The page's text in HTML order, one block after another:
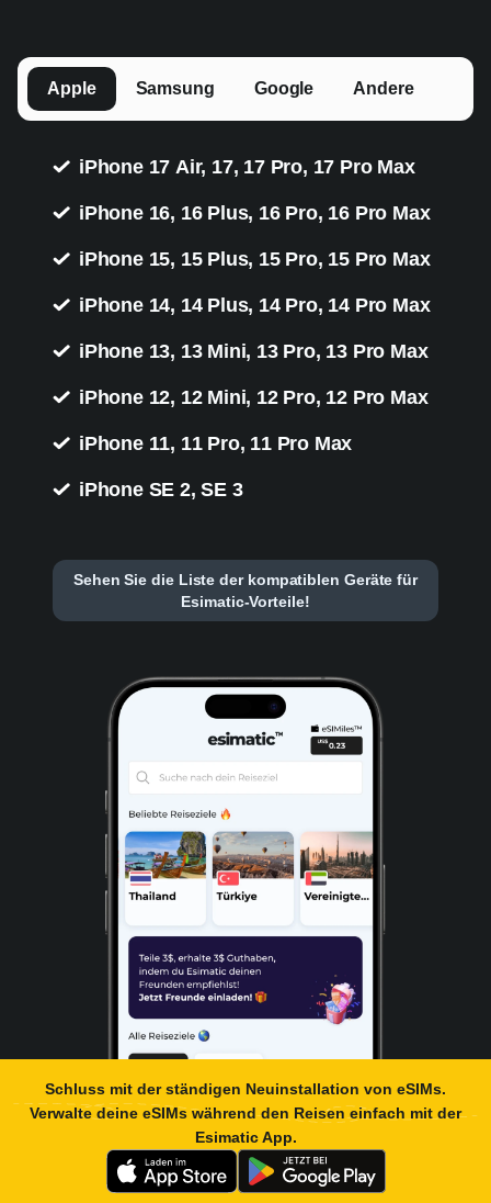
Apple Samsung Google Andere
iPhone 17 Air, 17, 17 Pro, 17 Pro Max
iPhone 16, 16 Plus, 16 Pro, 16 Pro Max
iPhone 15, 15 Plus, 15 Pro, 15 Pro Max
iPhone 14, 14 Plus, 14 Pro, 14 Pro Max
iPhone 13, 13 Mini, 13 Pro, 13 Pro Max
iPhone 12, 12 Mini, 12 Pro, 12 Pro Max
iPhone 11, 11 Pro, 11 Pro Max
iPhone SE 2, SE 3
Sehen Sie die Liste der kompatiblen Geräte für
Esimatic-Vorteile!
Schluss mit der ständigen Neuinstallation von eSIMs.
Verwalte deine eSIMs während den Reisen einfach mit der
Esimatic App.